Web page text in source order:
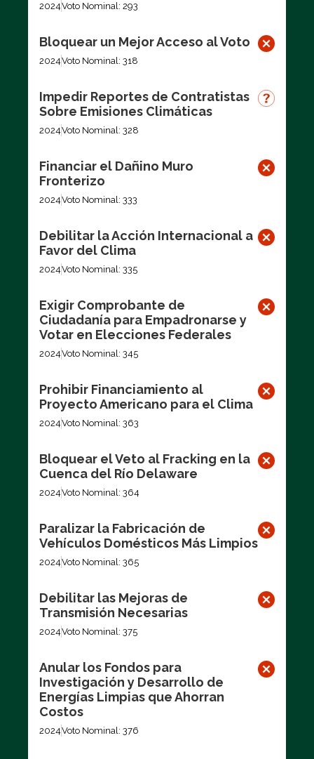
2024Voto Nominal: 293
Bloquear un Mejor Acceso al Voto
2024Voto Nominal: 318
Impedir Reportes de Contratistas
Sobre Emisiones Climáticas
2024Voto Nominal: 328
Financiar el Dañino Muro
Fronterizo
2024Voto Nominal: 333
Debilitar la Acción Internacional a
Favor del Clima
2024Voto Nominal: 335
Exigir Comprobante de
Ciudadanía para Empadronarse y
Votar en Elecciones Federales
2024Voto Nominal: 345
Prohibir Financiamiento al
Proyecto Americano para el Clima
2024Voto Nominal: 363
Bloquear el Veto al Fracking en la
Cuenca del Río Delaware
2024Voto Nominal: 364
Paralizar la Fabricación de
Vehículos Domésticos Más Limpios
2024Voto Nominal: 365
Debilitar las Mejoras de
Transmisión Necesarias
2024Voto Nominal: 375
Anular los Fondos para
Investigación y Desarrollo de
Energías Limpias que Ahorran
Costos
2024Voto Nominal: 376